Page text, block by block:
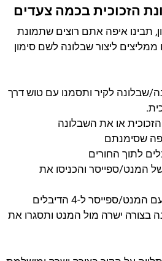
הזכוכית בכמה צעדים
תבינו איפה אתם רוצים שתמונת
ממליצים ליצור שבלונה לשם סימון
שבלונה לקיר ותסמנו עם טוש דרך
או את השבלונה
המנט/ספייסר והכניסו את
ספייסר ל-4 הדיבלים
בצורה ישרה מול המנט ותסגרו את